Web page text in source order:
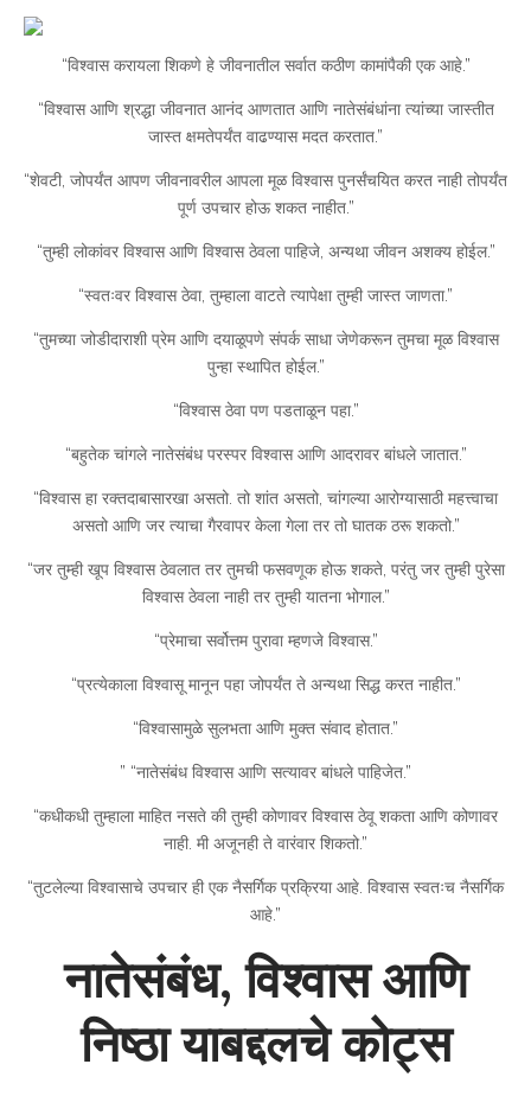
“विश्वास करायला शिकणे हे जीवनातील सर्वात कठीण कामांपैकी एक आहे.”
“विश्वास आणि श्रद्धा जीवनात आनंद आणतात आणि नातेसंबंधांना त्यांच्या जास्तीत
जास्त क्षमतेपर्यंत वाढण्यास मदत करतात.”
“शेवटी, जोपर्यंत आपण जीवनावरील आपला मूळ विश्वास पुनर्संचयित करत नाही तोपर्यंत
पूर्ण उपचार होऊ शकत नाहीत.”
“तुम्ही लोकांवर विश्वास आणि विश्वास ठेवला पाहिजे, अन्यथा जीवन अशक्य होईल.”
“स्वतःवर विश्वास ठेवा, तुम्हाला वाटते त्यापेक्षा तुम्ही जास्त जाणता.”
“तुमच्या जोडीदाराशी प्रेम आणि दयाळूपणे संपर्क साधा जेणेकरून तुमचा मूळ विश्वास
पुन्हा स्थापित होईल.”
“विश्वास ठेवा पण पडताळून पहा.”
“बहुतेक चांगले नातेसंबंध परस्पर विश्वास आणि आदरावर बांधले जातात.”
“विश्वास हा रक्तदाबासारखा असतो. तो शांत असतो, चांगल्या आरोग्यासाठी महत्त्वाचा
असतो आणि जर त्याचा गैरवापर केला गेला तर तो घातक ठरू शकतो.”
“जर तुम्ही खूप विश्वास ठेवलात तर तुमची फसवणूक होऊ शकते, परंतु जर तुम्ही पुरेसा
विश्वास ठेवला नाही तर तुम्ही यातना भोगाल.”
“प्रेमाचा सर्वोत्तम पुरावा म्हणजे विश्वास.”
“प्रत्येकाला विश्वासू मानून पहा जोपर्यंत ते अन्यथा सिद्ध करत नाहीत.”
“विश्वासामुळे सुलभता आणि मुक्त संवाद होतात.”
” “नातेसंबंध विश्वास आणि सत्यावर बांधले पाहिजेत.”
“कधीकधी तुम्हाला माहित नसते की तुम्ही कोणावर विश्वास ठेवू शकता आणि कोणावर
नाही. मी अजूनही ते वारंवार शिकतो.”
“तुटलेल्या विश्वासाचे उपचार ही एक नैसर्गिक प्रक्रिया आहे. विश्वास स्वतःच नैसर्गिक
आहे.”
नातेसंबंध, विश्वास आणि
निष्ठा याबद्दलचे कोट्स